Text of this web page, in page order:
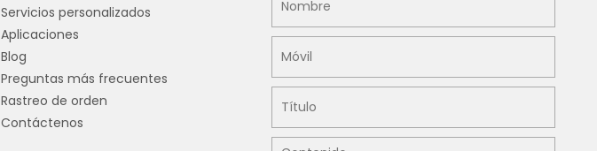
Servicios personalizados
Aplicaciones
Blog
Preguntas más frecuentes
Rastreo de orden
Contáctenos